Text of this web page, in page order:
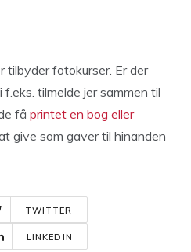
tilbyder fotokurser. Er der
tilmelde jer sammen til
få printet en bog eller
give som gaver til hinanden
TWITTER
LINKEDIN